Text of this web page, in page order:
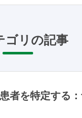
ゴリの記事
者を特定する